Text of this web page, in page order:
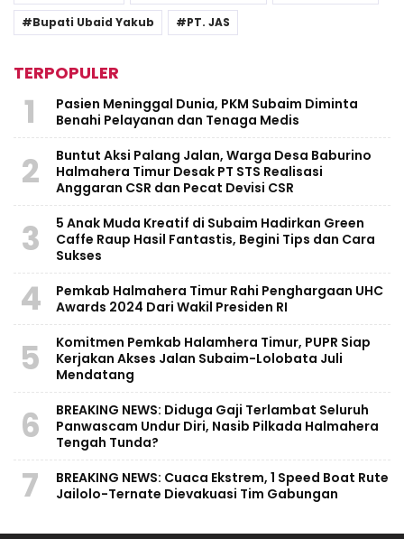
Bupati Ubaid Yakub
PT. JAS
TERPOPULER
1
Pasien Meninggal Dunia, PKM Subaim Diminta
Benahi Pelayanan dan Tenaga Medis
2
Buntut Aksi Palang Jalan, Warga Desa Baburino
Halmahera Timur Desak PT STS Realisasi
Anggaran CSR dan Pecat Devisi CSR
3
5 Anak Muda Kreatif di Subaim Hadirkan Green
Caffe Raup Hasil Fantastis, Begini Tips dan Cara
Sukses
4
Pemkab Halmahera Timur Rahi Penghargaan UHC
Awards 2024 Dari Wakil Presiden RI
5
Komitmen Pemkab Halamhera Timur, PUPR Siap
Kerjakan Akses Jalan Subaim-Lolobata Juli
Mendatang
6
BREAKING NEWS: Diduga Gaji Terlambat Seluruh
Panwascam Undur Diri, Nasib Pilkada Halmahera
Tengah Tunda?
7
BREAKING NEWS: Cuaca Ekstrem, 1 Speed Boat Rute
Jailolo-Ternate Dievakuasi Tim Gabungan